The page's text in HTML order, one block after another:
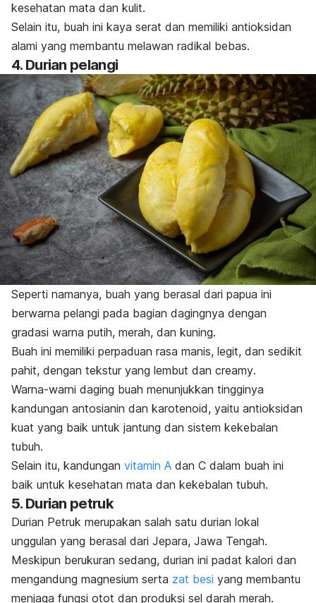
kesehatan mata dan kulit.
Selain itu, buah ini kaya serat dan memiliki antioksidan
alami yang membantu melawan radikal bebas.
4. Durian pelangi
Seperti namanya, buah yang berasal dari papua ini
berwarna pelangi pada bagian dagingnya dengan
gradasi warna putih, merah, dan kuning.
Buah ini memiliki perpaduan rasa manis, legit, dan sedikit
pahit, dengan tekstur yang lembut dan creamy.
Warna-warni daging buah menunjukkan tingginya
kandungan antosianin dan karotenoid, yaitu antioksidan
kuat yang baik untuk jantung dan sistem kekebalan
tubuh.
Selain itu, kandungan vitamin A dan C dalam buah ini
baik untuk kesehatan mata dan kekebalan tubuh.
5. Durian petruk
Durian Petruk merupakan salah satu durian lokal
unggulan yang berasal dari Jepara, Jawa Tengah.
Meskipun berukuran sedang, durian ini padat kalori dan
mengandung magnesium serta zat besi yang membantu
menjaga fungsi otot dan produksi sel darah merah.